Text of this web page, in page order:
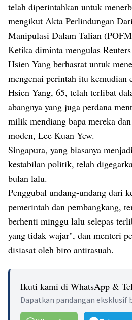
telah diperintahkan untuk
mengikut Akta Perlindungan
Manipulasi Dalam Talian
Ketika diminta mengulas
Hsien Yang berhasrat untuk
mengenai perintah itu kemudian
Hsien Yang, 65, telah terlibat
abangnya yang juga perdana
milik mendiang bapa mereka
moden, Lee Kuan Yew.
Singapura, yang biasanya
kestabilan politik, telah
bulan lalu.
Penggubal undang-undang dari
pemerintah dan pembangkang,
berhenti minggu lalu selepas
yang tidak wajar", dan menteri
disiasat oleh biro antirasuah.
Ikuti kami di WhatsApp &
Dapatkan pandangan eksklusif